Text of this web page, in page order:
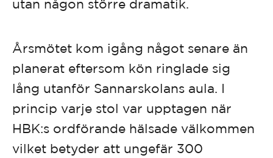
utan någon större dramatik.
Årsmötet kom igång något senare än
planerat eftersom kön ringlade sig
lång utanför Sannarskolans aula. I
princip varje stol var upptagen när
HBK:s ordförande hälsade välkommen
vilket betyder att ungefär 300